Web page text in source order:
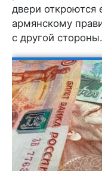
двери
армянскому
с другой стороны.